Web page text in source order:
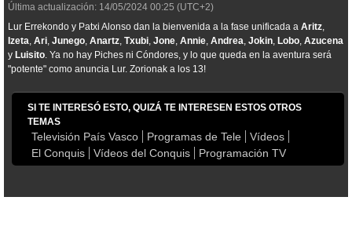
Última actualización: 14/05/2024 00:25 (UTC+2)
Lur Errekondo y Patxi Alonso dan la bienvenida a la fase unificada a Aritz,
Izeta, Ari, Junego, Anartz, Txubi, Jone, Annie, Andrea, Jokin, Lobo, Azucena
y Luisito. Ya no hay Piches ni Cóndores, y lo que queda en la aventura será
"potente" como anuncia Lur. Zorionak a los 13!
SI TE INTERESÓ ESTO, QUIZÁ TE INTERESEN ESTOS OTROS
TEMAS
Televisión País Vasco Programas de Tele
Vídeos
El Conquis
Vídeos del Conquis Programación TV